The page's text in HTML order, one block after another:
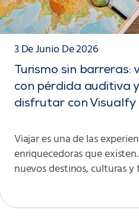
Turismo sin barreras:
con pérdida auditiva y
disfrutar con Visualfy
3 De Junio De 2026
Viajar es una de las
enriquecedoras que
nuevos destinos, culturas